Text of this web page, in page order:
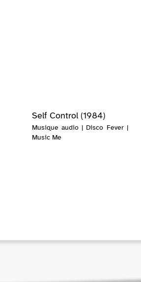
Self Control (1984)
Musique audio | Disco Fever |
Music Me